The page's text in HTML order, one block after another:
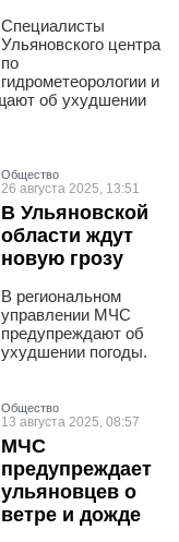
Специалисты
Ульяновского центра
по
гидрометеорологии и
об ухудшении
Общество
26 августа 2025, 13:51
В Ульяновской
области ждут
новую грозу
В региональном
управлении МЧС
предупреждают об
ухудшении погоды.
Общество
13 августа 2025, 08:57
МЧС
предупреждает
ульяновцев о
ветре и дожде